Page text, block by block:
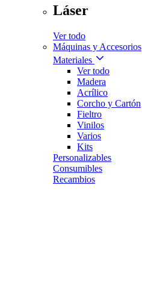
Láser
Ver todo
Máquinas y Accesorios
Materiales
Ver todo
Madera
Acrílico
Corcho y Cartón
Fieltro
Vinilos
Varios
Kits
Personalizables
Consumibles
Recambios